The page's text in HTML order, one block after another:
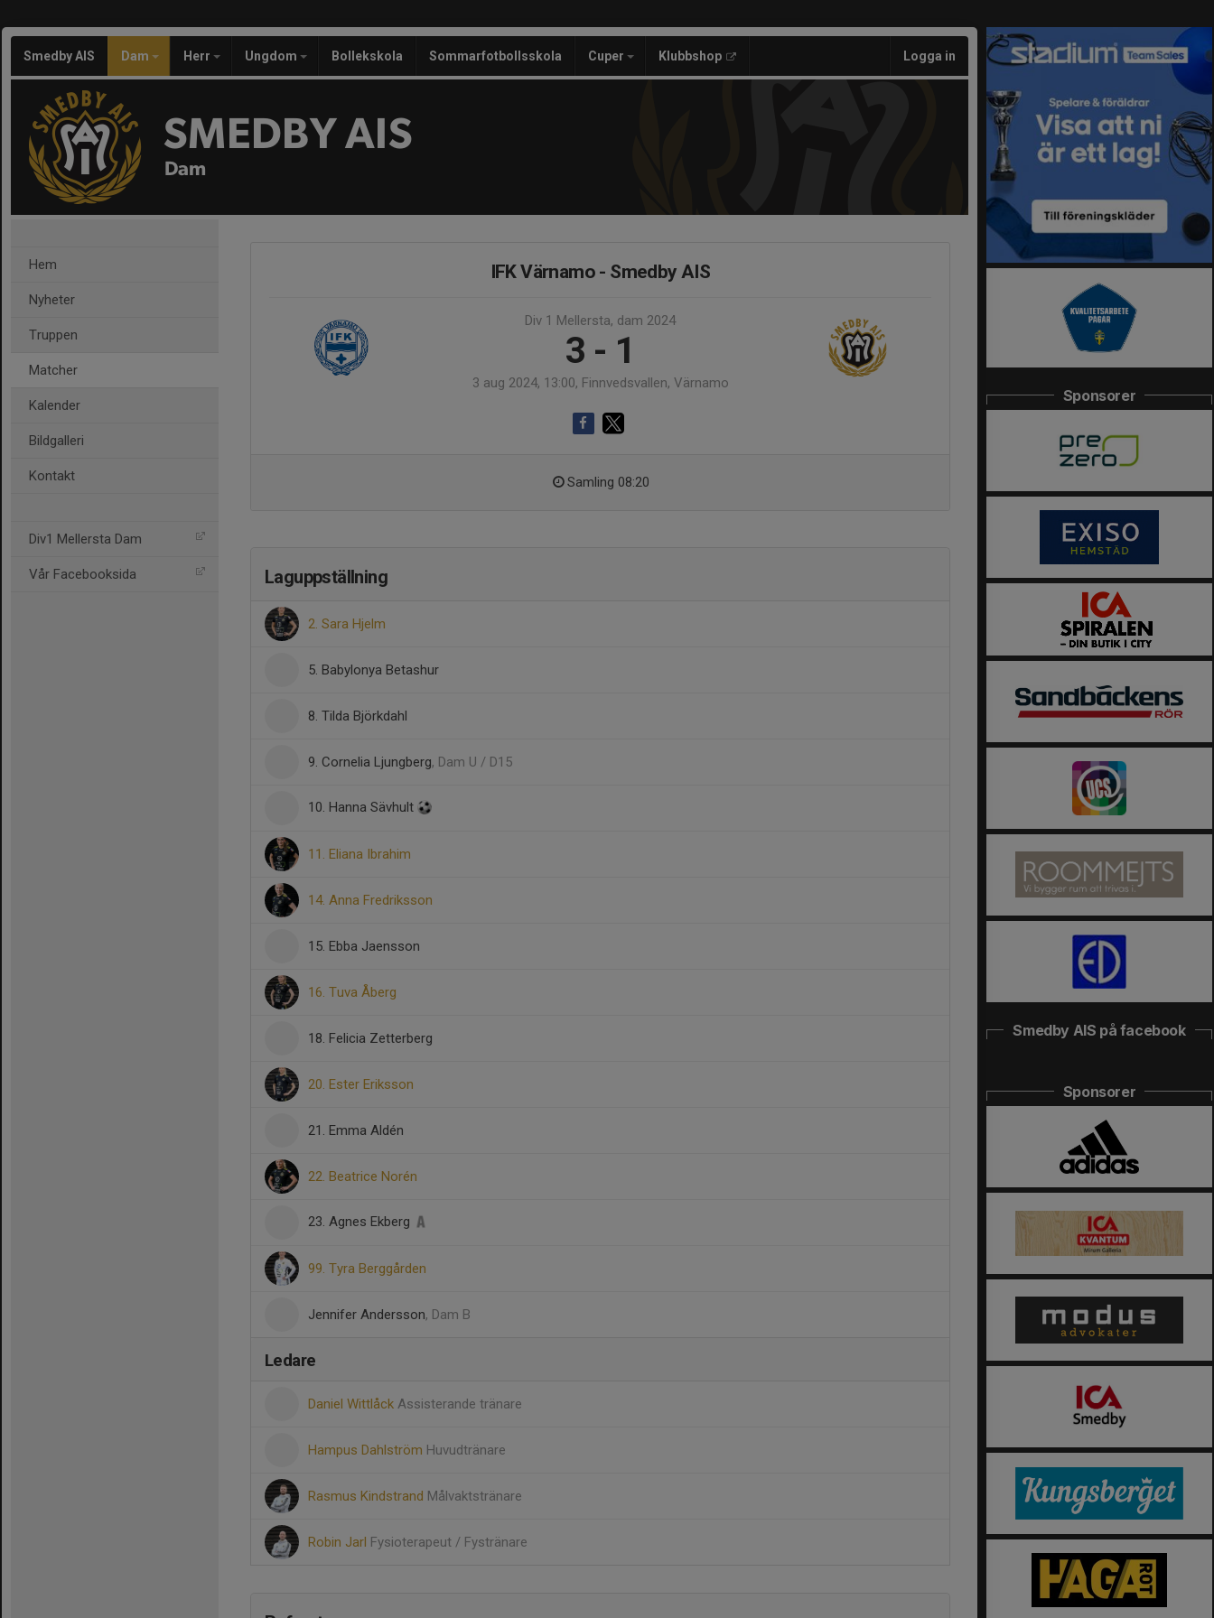
Smedby AIS Dam Herr Ungdom Bollekskola Sommarfotbollsskola Cuper Klubbshop Logga in
SMEDBY AIS
Dam
Hem
Nyheter
Truppen
Matcher
Kalender
Bildgalleri
Kontakt
Div1 Mellersta Dam
Vår Facebooksida
IFK Värnamo - Smedby AIS
Div 1 Mellersta, dam 2024
3 - 1
3 aug 2024, 13:00, Finnvedsvallen, Värnamo
Samling 08:20
Laguppställning
2. Sara Hjelm
5. Babylonya Betashur
8. Tilda Björkdahl
9. Cornelia Ljungberg, Dam U / D15
10. Hanna Sävhult
11. Eliana Ibrahim
14. Anna Fredriksson
15. Ebba Jaensson
16. Tuva Åberg
18. Felicia Zetterberg
20. Ester Eriksson
21. Emma Aldén
22. Beatrice Norén
23. Agnes Ekberg
99. Tyra Berggården
Jennifer Andersson, Dam B
Ledare
Daniel Wittlåck Assisterande tränare
Hampus Dahlström Huvudtränare
Rasmus Kindstrand Målvaktstränare
Robin Jarl Fysioterapeut / Fystränare
Sponsorer
Smedby AIS på facebook
Sponsorer